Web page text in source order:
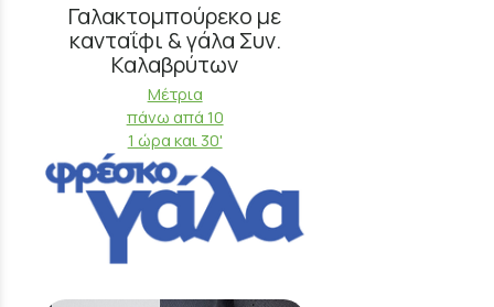
Γαλακτομπούρεκο με
κανταΐφι & γάλα Συν.
Καλαβρύτων
Μέτρια
πάνω απά 10
1 ώρα και 30'